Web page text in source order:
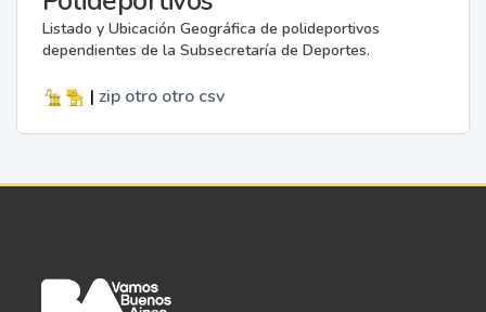
Listado y Ubicación Geográfica de polideportivos
dependientes de la Subsecretaría de Deportes.
| zip otro otro csv